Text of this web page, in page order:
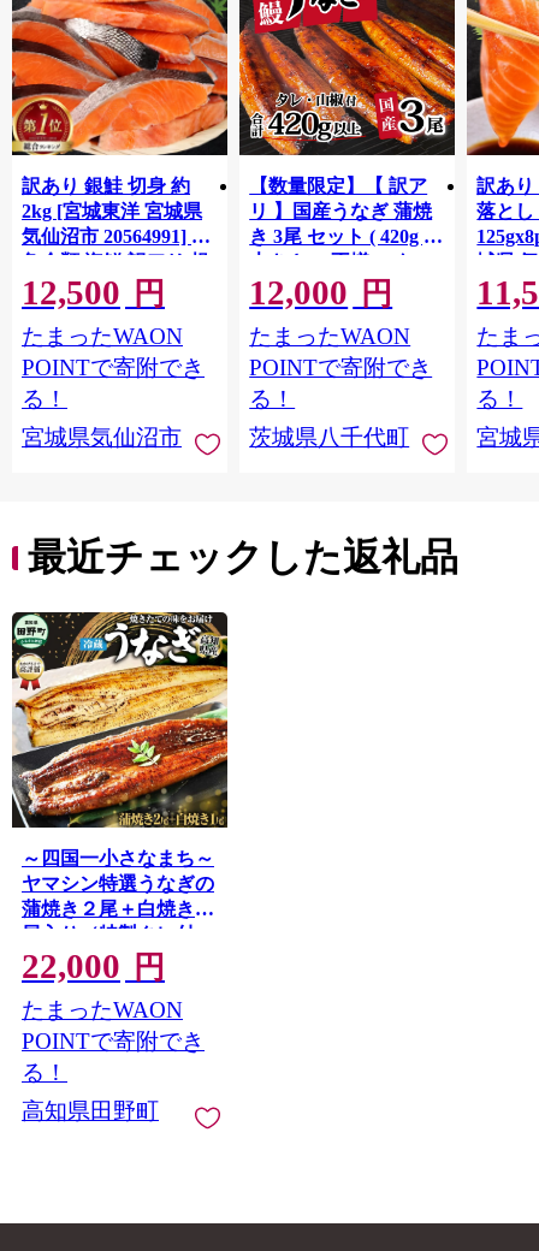
訳あり 銀鮭 切身 約
2kg [宮城東洋 宮城県
気仙沼市 20564991] 鮭
魚介類 海鮮 訳アリ 規
格外 不揃い さけ サケ
鮭切身 シャケ 切り身
冷凍 家庭用 おかず 弁
当 支援 サーモン 銀鮭
切り身 魚 わけあり
12,500 円
たまったWAON
POINTで寄附でき
る！
宮城県気仙沼市
【数量限定】【 訳ア
リ 】国産うなぎ 蒲焼
き 3尾 セット ( 420g )
大きさ の不揃い タ
レ・山椒付き ウナギ
鰻 ふぞろい 不揃い う
な重 ひつまぶし 人気
茨城 八千代町 ふるさ
と納税 冷凍 [SF951ya]
12,000 円
たまったWAON
POINTで寄附でき
る！
茨城県八千代町
訳あり
落とし
城県
お刺し
生 生
鮭 銀
介
たま
る！
宮城
最近チェックした返礼品
～四国一小さなまち～
ヤマシン特選うなぎの
蒲焼き２尾＋白焼き１
尾入り（特製タレ付
き） うなぎ 鰻 ウナギ
国産 高知県産 2尾 蒲
焼 かばやき 白焼き 特
製タレ 冷蔵 配送 真空
パック
22,000 円
たまったWAON
POINTで寄附でき
る！
高知県田野町